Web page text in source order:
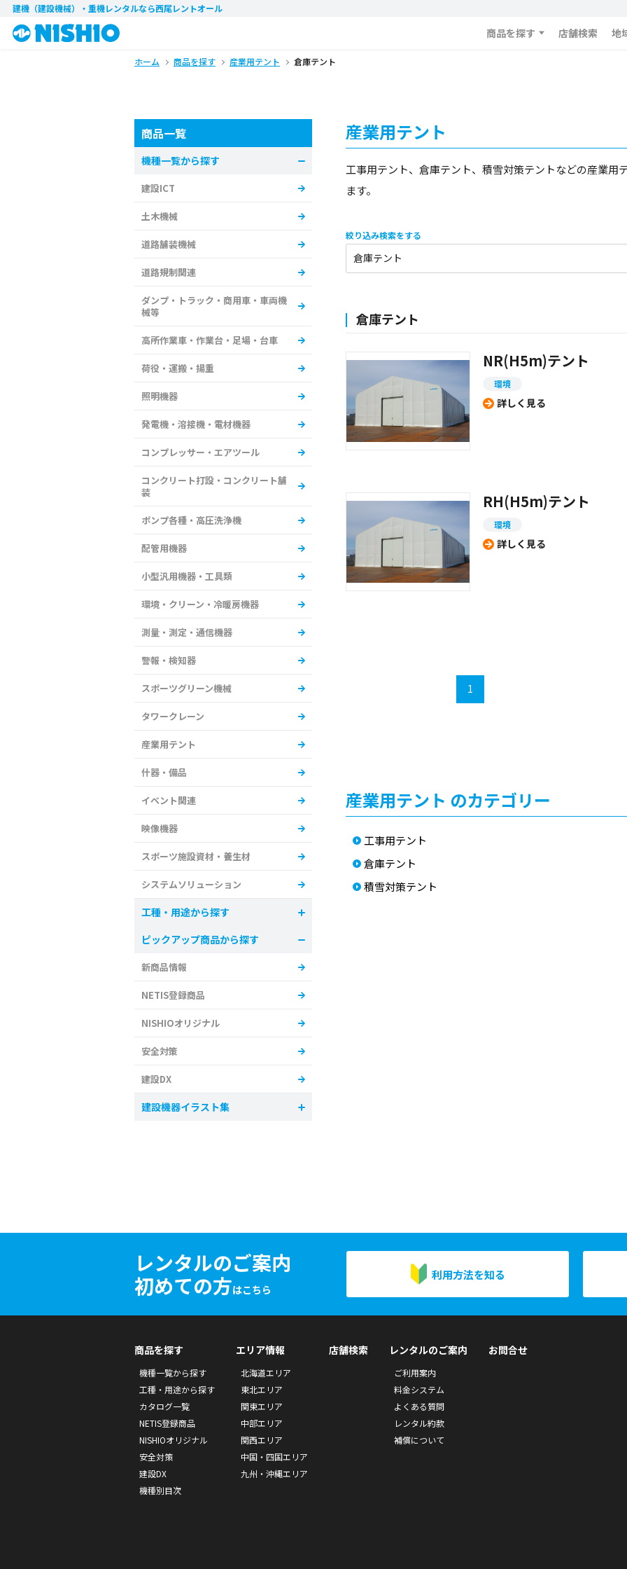
建機（建設機械）・重機レンタルなら西尾レントオール
商品を探す 店舗検索 地
ホーム 商品を探す 産業用テント 倉庫テント
産業用テント
工事用テント、倉庫テント、積雪対策テントなどの産業用
ます。
絞り込み検索をする
倉庫テント
NR(H5m)テント
環境
詳しく見る
RH(H5m)テント
環境
詳しく見る
1
産業用テント のカテゴリー
工事用テント
倉庫テント
積雪対策テント
商品一覧
機種一覧から探す
建設ICT
土木機械
道路舗装機械
道路規制関連
ダンプ・トラック・商用車・車両機
械等
高所作業車・作業台・足場・台車
荷役・運搬・揚重
照明機器
発電機・溶接機・電材機器
コンプレッサー・エアツール
コンクリート打設・コンクリート舗
装
ポンプ各種・高圧洗浄機
配管用機器
小型汎用機器・工具類
環境・クリーン・冷暖房機器
測量・測定・通信機器
警報・検知器
スポーツグリーン機械
タワークレーン
産業用テント
什器・備品
イベント関連
映像機器
スポーツ施設資材・養生材
システムソリューション
工種・用途から探す
ピックアップ商品から探す
新商品情報
NETIS登録商品
NISHIOオリジナル
安全対策
建設DX
建設機器イラスト集
レンタルのご案内
初めての方はこちら
利用方法を知る
商品を探す
機種一覧から探す
工種・用途から探す
カタログ一覧
NETIS登録商品
NISHIOオリジナル
安全対策
建設DX
機種別目次
エリア情報
北海道エリア
東北エリア
関東エリア
中部エリア
関西エリア
中国・四国エリア
九州・沖縄エリア
店舗検索 レンタルのご案内
ご利用案内
料金システム
よくある質問
レンタル約款
補償について
お問合せ